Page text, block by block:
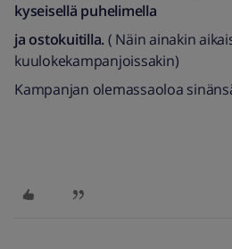
kyseisellä puhelimella
ja ostokuitilla.( Näin ainakin
kuulokekampanjoissakin)
Kampanjan olemassaoloa